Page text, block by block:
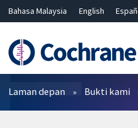
Bahasa Malaysia English
Hrvatski
Deutsch ไทย
繁體
简体中文
Penapis
Laman depan Bukti kami